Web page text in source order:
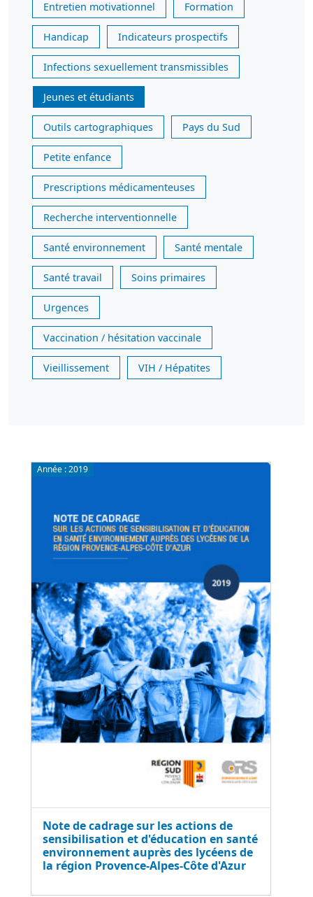
Entretien motivationnel Formation
Handicap Indicateurs prospectifs
Infections sexuellement transmissibles
Jeunes et étudiants
Outils cartographiques Pays du Sud
Petite enfance
Prescriptions médicamenteuses
Recherche interventionnelle
Santé environnement Santé mentale
Santé travail Soins primaires
Urgences
Vaccination / hésitation vaccinale
Vieillissement VIH / Hépatites
Année :2019
Note de cadrage sur les actions de
sensibilisation et d'éducation en santé
environnement auprès des lycéens de
la région Provence-Alpes-Côte d'Azur